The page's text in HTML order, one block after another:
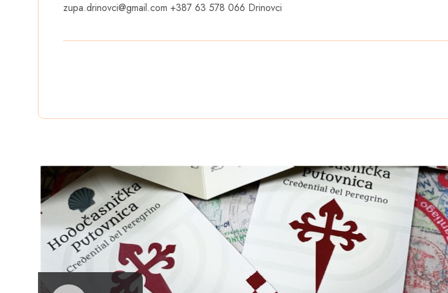
zupa.drinovci@gmail.com +387 63 578 066 Drinovci